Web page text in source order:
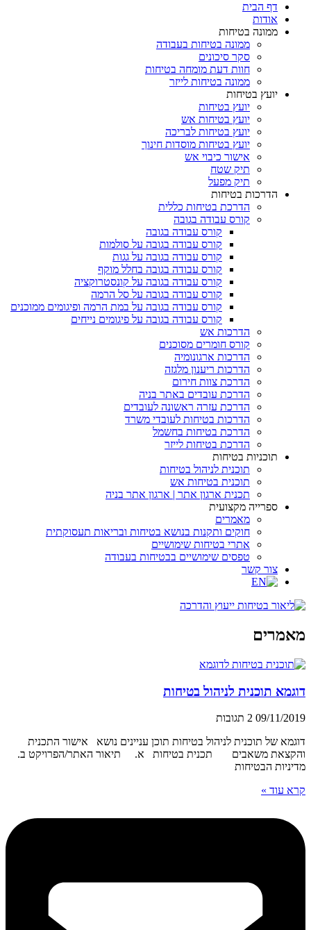
דף הבית
אודות
ממונה בטיחות
ממונה בטיחות בעבודה
סקר סיכונים
חוות דעת מומחה בטיחות
ממונה בטיחות לייזר
יועץ בטיחות
יועץ בטיחות
יועץ בטיחות אש
יועץ בטיחות לבריכה
יועץ בטיחות מוסדות חינוך
אישור כיבוי אש
תיק שטח
תיק מפעל
הדרכות בטיחות
הדרכת בטיחות כללית
קורס עבודה בגובה
קורס עבודה בגובה
קורס עבודה בגובה על סולמות
קורס עבודה בגובה על גגות
קורס עבודה בגובה בחלל מוקף
קורס עבודה בגובה על קונסטרוקציה
קורס עבודה בגובה על סל הרמה
קורס עבודה בגובה על במת הרמה ופיגומים ממוכנים
קורס עבודה בגובה על פיגומים נייחים
הדרכות אש
קורס חומרים מסוכנים
הדרכות ארגונומיה
הדרכות ריענון מלגזה
הדרכת צוות חירום
הדרכת עובדים באתר בניה
הדרכת עזרה ראשונה לעובדים
הדרכות בטיחות לעובדי משרד
הדרכת בטיחות בחשמל
הדרכת בטיחות לייזר
תוכניות בטיחות
תוכנית לניהול בטיחות
תוכנית בטיחות אש
תכנית ארגון אתר | ארגון אתר בניה
ספרייה מקצועית
מאמרים
חוקים ותקנות בנושא בטיחות ובריאות תעסוקתית
אתרי בטיחות שימושיים
טפסים שימושיים בבטיחות בעבודה
צור קשר
מאמרים
דוגמא תוכנית לניהול בטיחות
09/11/2019 2 תגובות
דוגמא של תוכנית לניהול בטיחות תוכן עניינים נושא אישור התכנית
והקצאת משאבים תכנית בטיחות א. תיאור האתר/הפרויקט ב.
מדיניות הבטיחות
קרא עוד »